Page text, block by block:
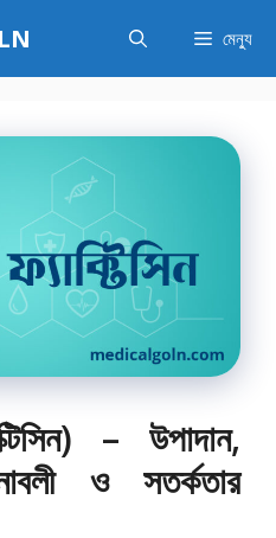
মেন্যু
– উপাদান,
ও সতর্কতার